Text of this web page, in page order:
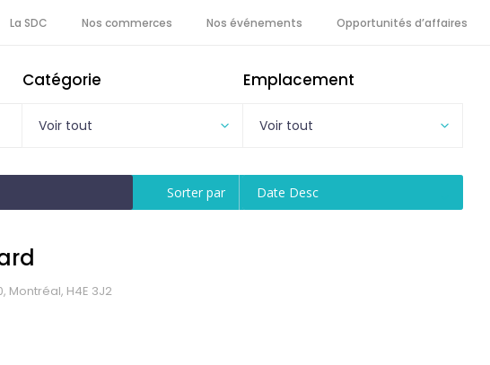
La SDC Nos commerces Nos événements Opportunités d’affaires
Catégorie
Voir tout
Emplacement
Voir tout
Sorter par Date Desc
Montréal, H4E 3J2